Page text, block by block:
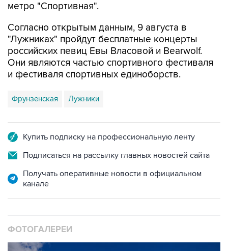
Согласно открытым данным, 9 августа в
российских певиц Евы Власовой и Bearwolf.
Они являются частью спортивного фестиваля
и фестиваля спортивных единоборств.
Фрунзенская Лужники
Подписаться на рассылку главных новостей сайта
Получать оперативные новости в официальном